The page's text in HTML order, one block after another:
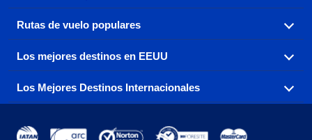
Explora nuestras opciones de tarifas aéreas baratas por
aerolínea, con más de 500 opciones para elegir.
Aeromexico
Air France Alaska Airlines
Rutas de vuelo populares
Reserva una de nuestras rutas de vuelo más populares
con tres sencillos clics.
Ft Lauderdale a Nueva York Los Ángeles a Las Vegas
Los mejores destinos en EEUU
Encuentra boletos de avión baratos a destinos
populares de los EEUU de costa a costa.
Los Mejores Destinos Internacionales
Asia y más allá.